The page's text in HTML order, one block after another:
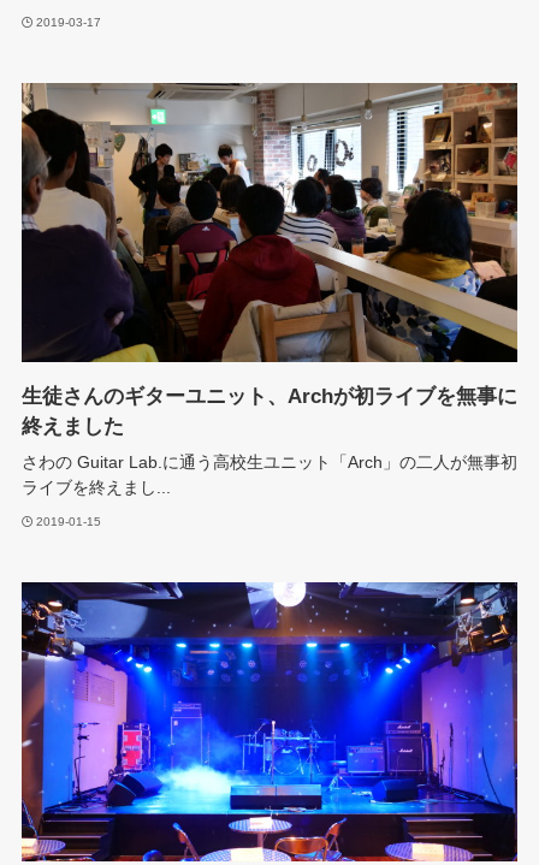
2019-03-17
生徒さんのギターユニット、Archが初ライブを無事に
終えました
さわの Guitar Lab.に通う高校生ユニット「Arch」の二人が無事初
ライブを終えまし...
2019-01-15